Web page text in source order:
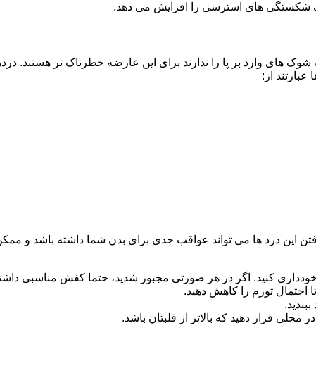
شکستگی های استرسی را افزایش می دهد.
های وارد بر پا را ندارند برای این عارضه خطرناک تر هستند.
از:
این درد ها می تواند عواقب جدی برای بدن شما داشته باشد و
کنید. اگر در هر صورتی مجبور شدید، حتما کفش مناسبی
احتمال تورم را کاهش دهید.
قرار دهید که بالاتر از قلبتان باشد.